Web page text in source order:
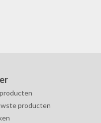
producten